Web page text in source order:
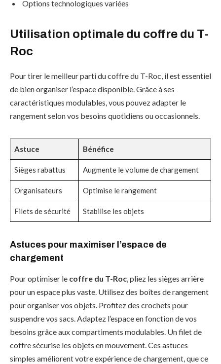
Options technologiques variées
Utilisation optimale du coffre du T-
Roc
Pour tirer le meilleur parti du coffre du T-Roc, il est essentiel
de bien organiser l’espace disponible. Grâce à ses
caractéristiques modulables, vous pouvez adapter le
rangement selon vos besoins quotidiens ou occasionnels.
Astuce Bénéfice
Sièges rabattus Augmente le volume de chargement
Organisateurs Optimise le rangement
Filets de sécurité Stabilise les objets
Astuces pour maximiser l’espace de
chargement
Pour optimiser le coffre du T-Roc, pliez les sièges arrière
pour un espace plus vaste. Utilisez des boîtes de rangement
pour organiser vos objets. Profitez des crochets pour
suspendre vos sacs. Adaptez l’espace en fonction de vos
besoins grâce aux compartiments modulables. Un filet de
coffre sécurise les objets en mouvement. Ces astuces
simples améliorent votre expérience de chargement, que ce